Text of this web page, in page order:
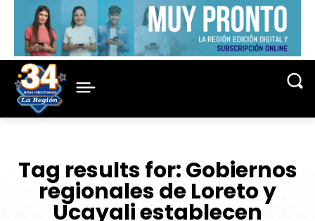
Tag results for:Gobiernos
regionales de Loreto y
Ucayali establecen